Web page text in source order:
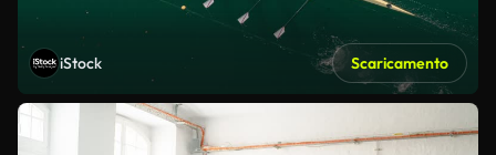
iStock Scaricamento